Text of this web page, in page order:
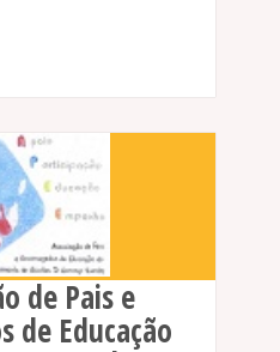
de Pais e
de Educação